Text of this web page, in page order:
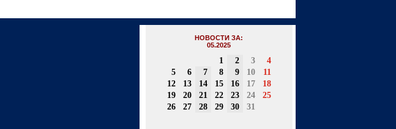
НОВОСТИ ЗА:
05.2025
1 2 3
4
5
6 7 8 9 10
11
12
13 14 15 16 17
18
19
20 21 22 23 24
25
26
27 28 29 30 31